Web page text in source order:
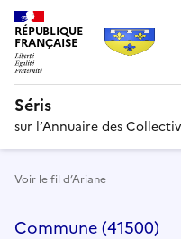
RÉPUBLIQUE
FRANÇAISE
Séris
sur l’Annuaire des
Voir le fil d’Ariane
Commune (41500)